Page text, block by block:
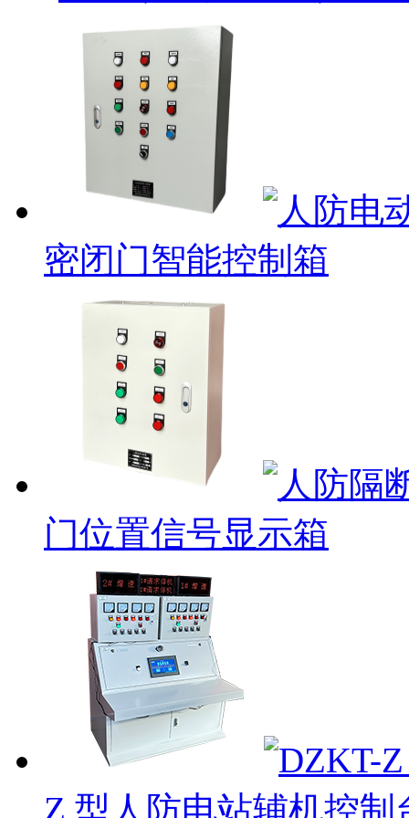
密闭门智能控制箱
门位置信号显示箱
Z 型人防电站辅机控制